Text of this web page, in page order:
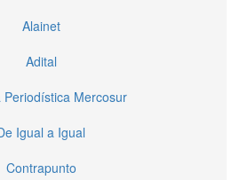
Alainet
Adital
Periodística Mercosur
Igual a Igual
Contrapunto